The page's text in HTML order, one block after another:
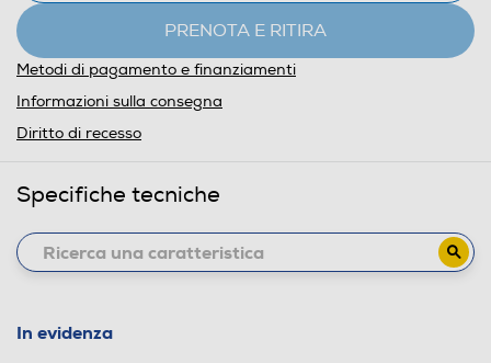
PRENOTA E RITIRA
Metodi di pagamento e finanziamenti
Informazioni sulla consegna
Diritto di recesso
Specifiche tecniche
In evidenza